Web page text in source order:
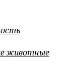
животные